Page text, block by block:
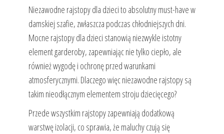
Niezawodne rajstopy dla dzieci to absolutny must-have w
damskiej szafie, zwłaszcza podczas chłodniejszych dni.
Mocne rajstopy dla dzieci stanowią niezwykle istotny
element garderoby, zapewniając nie tylko ciepło, ale
również wygodę i ochronę przed warunkami
atmosferycznymi. Dlaczego więc niezawodne rajstopy są
takim nieodłącznym elementem stroju dziecięcego?
Przede wszystkim rajstopy zapewniają dodatkową
warstwę izolacji, co sprawia, że maluchy czują się